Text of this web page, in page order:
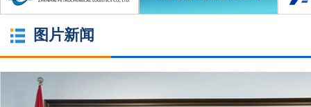
图片新闻